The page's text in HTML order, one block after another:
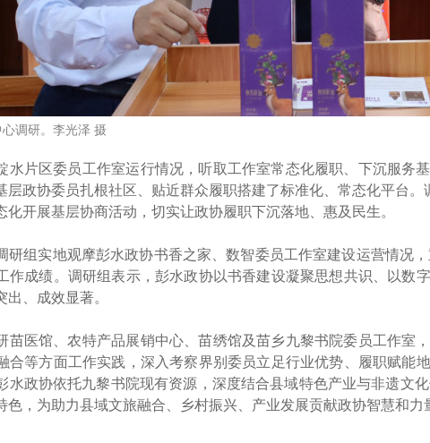
调研。李光泽 摄
水片区委员工作室运行情况，听取工作室常态化履职、下沉服
层政协委员扎根社区、贴近群众履职搭建了标准化、常态化平台
化开展基层协商活动，切实让政协履职下沉落地、惠及民生。
研组实地观摩彭水政协书香之家、数智委员工作室建设运营情况
作成绩。调研组表示，彭水政协以书香建设凝聚思想共识、以
、成效显著。
苗医馆、农特产品展销中心、苗绣馆及苗乡九黎书院委员工作室
合等方面工作实践，深入考察界别委员立足行业优势、履职赋
水政协依托九黎书院现有资源，深度结合县域特色产业与非遗文
色，为助力县域文旅融合、乡村振兴、产业发展贡献政协智慧和力